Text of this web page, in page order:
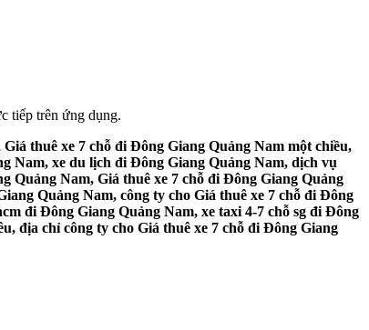
tiếp trên ứng dụng.
thuê xe 7 chỗ đi Đông Giang Quảng Nam một chiều,
Nam, xe du lịch đi Đông Giang Quảng Nam, dịch vụ
Quảng Nam, Giá thuê xe 7 chỗ đi Đông Giang Quảng
Quảng Nam, công ty cho Giá thuê xe 7 chỗ đi Đông
đi Đông Giang Quảng Nam, xe taxi 4-7 chỗ sg đi Đông
địa chỉ công ty cho Giá thuê xe 7 chỗ đi Đông Giang